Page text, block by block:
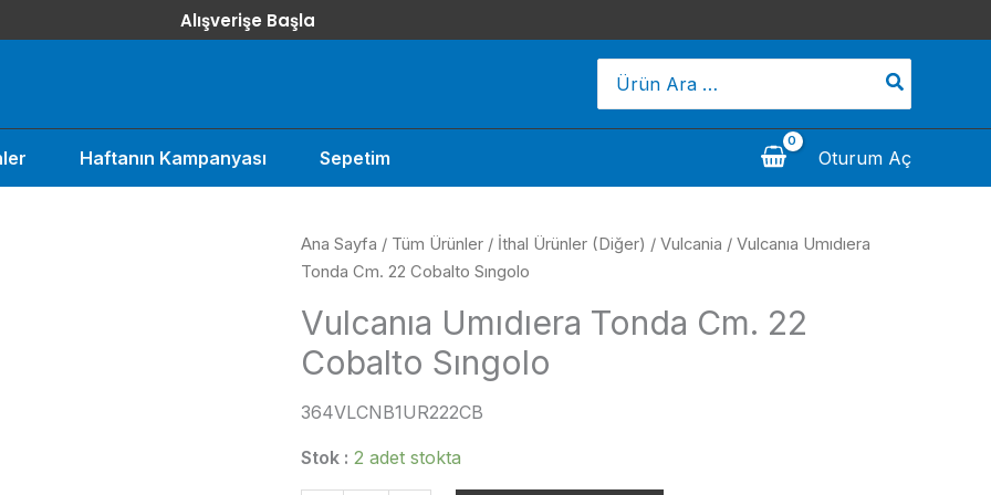
Alışverişe Başla
Search
for:
Haftanın Kampanyası Sepetim Oturum Aç
Ana Sayfa / Tüm Ürünler / İthal Ürünler (Diğer) / Vulcania / Vulcanıa Umıdıera
Tonda Cm. 22 Cobalto Sıngolo
Vulcanıa Umıdıera Tonda Cm. 22
Cobalto Sıngolo
364VLCNB1UR222CB
Stok : 2 adet stokta